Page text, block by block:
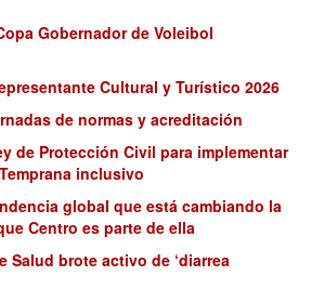
Gobernador de Voleibol
Cultural y Turístico 2026
de normas y acreditación
de Protección Civil para implementar
inclusivo
global que está cambiando la
Centro es parte de ella
Salud brote activo de ‘diarrea